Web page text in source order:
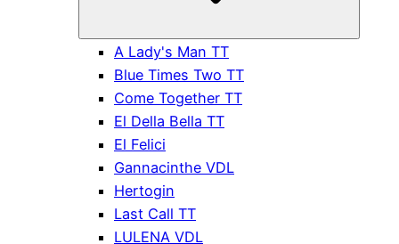
A Lady's Man TT
Blue Times Two TT
Come Together TT
El Della Bella TT
El Felici
Gannacinthe VDL
Hertogin
Last Call TT
LULENA VDL